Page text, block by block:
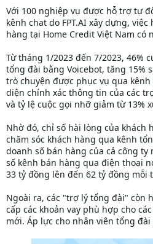
Với 100 nghiệp vụ được hỗ trợ tự
kênh chat do FPT.AI xây dựng,
hàng tại Home Credit Việt Nam có
Từ tháng 1/2023 đến 7/2023, 46%
tổng đài bằng Voicebot, tăng 15%
trò chuyện được phục vụ qua
diện chính xác thông tin của các
và tỷ lệ cuộc gọi nhỡ giảm từ 13%
Nhờ đó, chỉ số hài lòng của khách
chăm sóc khách hàng qua kênh
doanh số bán hàng của cả công ty
số kênh bán hàng qua điện thoại
33 tỷ đồng lên đến 62 tỷ đồng mỗi
Ngoài ra, các "trợ lý tổng đài" còn
cấp các khoản vay phù hợp cho
mới. Áp lực cho nhân viên tổng